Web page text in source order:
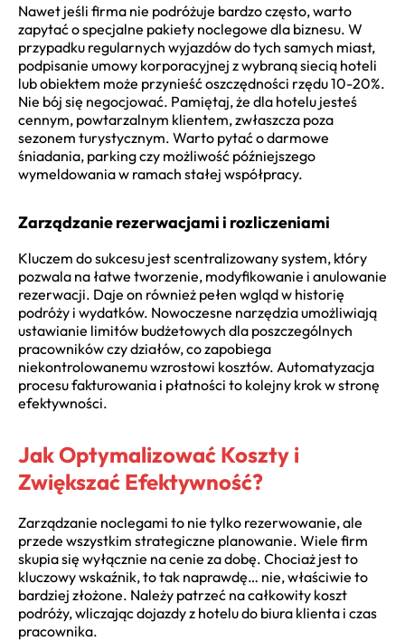
Nawet jeśli firma nie podróżuje bardzo często, warto
zapytać o specjalne pakiety noclegowe dla biznesu. W
przypadku regularnych wyjazdów do tych samych miast,
podpisanie umowy korporacyjnej z wybraną siecią hoteli
lub obiektem może przynieść oszczędności rzędu 10-20%.
Nie bój się negocjować. Pamiętaj, że dla hotelu jesteś
cennym, powtarzalnym klientem, zwłaszcza poza
sezonem turystycznym. Warto pytać o darmowe
śniadania, parking czy możliwość późniejszego
wymeldowania w ramach stałej współpracy.
Zarządzanie rezerwacjami i rozliczeniami
Kluczem do sukcesu jest scentralizowany system, który
pozwala na łatwe tworzenie, modyfikowanie i anulowanie
rezerwacji. Daje on również pełen wgląd w historię
podróży i wydatków. Nowoczesne narzędzia umożliwiają
ustawianie limitów budżetowych dla poszczególnych
pracowników czy działów, co zapobiega
niekontrolowanemu wzrostowi kosztów. Automatyzacja
procesu fakturowania i płatności to kolejny krok w stronę
efektywności.
Jak Optymalizować Koszty i
Zwiększać Efektywność?
Zarządzanie noclegami to nie tylko rezerwowanie, ale
przede wszystkim strategiczne planowanie. Wiele firm
skupia się wyłącznie na cenie za dobę. Chociaż jest to
kluczowy wskaźnik, to tak naprawdę… nie, właściwie to
bardziej złożone. Należy patrzeć na całkowity koszt
podróży, wliczając dojazdy z hotelu do biura klienta i czas
pracownika.